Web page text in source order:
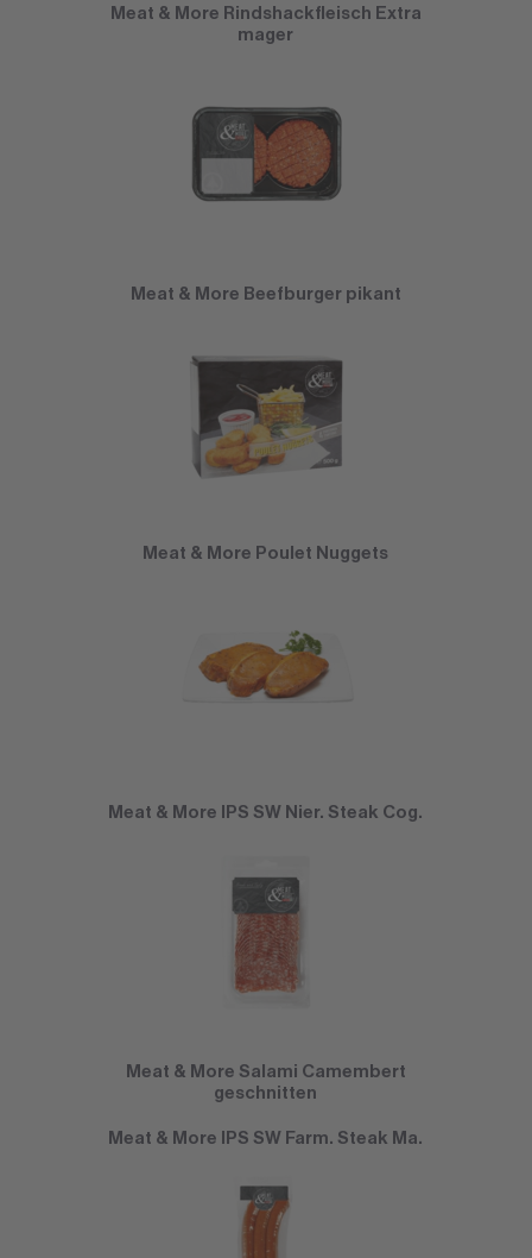
Meat & More Rindshackfleisch Extra
mager
Meat & More Beefburger pikant
Meat & More Poulet Nuggets
Meat & More IPS SW Nier. Steak Cog.
Meat & More Salami Camembert
geschnitten
Meat & More IPS SW Farm. Steak Ma.